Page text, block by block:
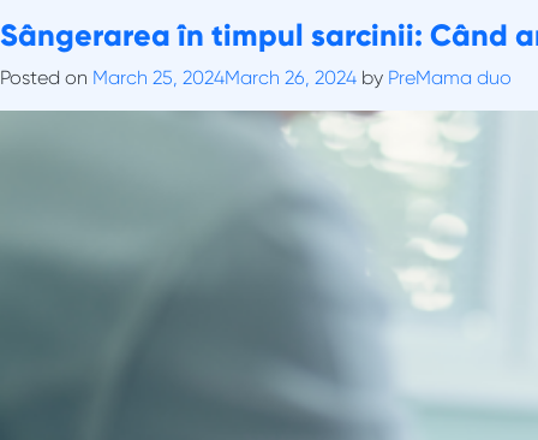
to
content
Tag:sângerări vaginale
Sângerarea în timpul sarcinii: Când
Posted on March 25, 2024March 26, 2024 by PreMama duo